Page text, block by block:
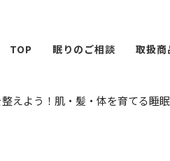
TOP 眠りのご相談 取扱商
えよう！肌・髪・体を育てる睡